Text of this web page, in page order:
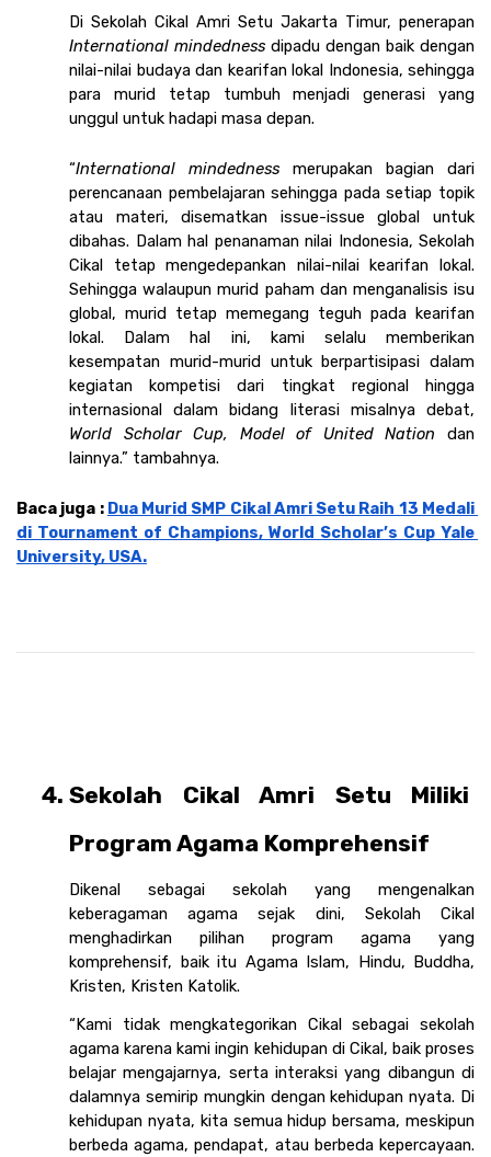
International mindedness dipadu dengan baik dengan
nilai-nilai budaya dan kearifan lokal Indonesia, sehingga
para murid tetap tumbuh menjadi generasi yang
unggul untuk hadapi masa depan.
“International mindedness merupakan bagian dari
perencanaan pembelajaran sehingga pada setiap topik
atau materi, disematkan issue-issue global untuk
dibahas. Dalam hal penanaman nilai Indonesia, Sekolah
Cikal tetap mengedepankan nilai-nilai kearifan lokal.
Sehingga walaupun murid paham dan menganalisis isu
global, murid tetap memegang teguh pada kearifan
lokal. Dalam hal ini, kami selalu memberikan
kesempatan murid-murid untuk berpartisipasi dalam
kegiatan kompetisi dari tingkat regional hingga
World Scholar Cup, Model of United Nation dan
lainnya.” tambahnya.
Baca juga : Dua Murid SMP Cikal Amri Setu Raih 13 Medali
di Tournament of Champions, World Scholar’s Cup Yale
University, USA.
Sekolah Cikal Amri Setu Miliki
Program Agama Komprehensif
Dikenal sebagai sekolah yang mengenalkan
keberagaman agama sejak dini, Sekolah Cikal
menghadirkan pilihan program agama yang
komprehensif, baik itu Agama Islam, Hindu, Buddha,
Kristen, Kristen Katolik.
“Kami tidak mengkategorikan Cikal sebagai sekolah
agama karena kami ingin kehidupan di Cikal, baik proses
belajar mengajarnya, serta interaksi yang dibangun di
dalamnya semirip mungkin dengan kehidupan nyata. Di
kehidupan nyata, kita semua hidup bersama, meskipun
berbeda agama, pendapat, atau berbeda kepercayaan.